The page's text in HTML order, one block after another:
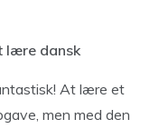
lære dansk
At lære et
men med den